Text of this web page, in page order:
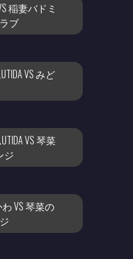
稲妻バドミ
ブ
VS みど
VS 琴菜
ジ
わ VS 琴菜の